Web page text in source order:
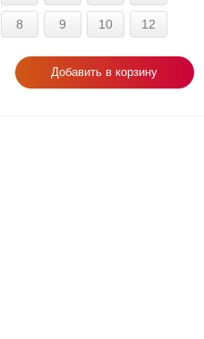
8 9 10 12
Добавить в корзину